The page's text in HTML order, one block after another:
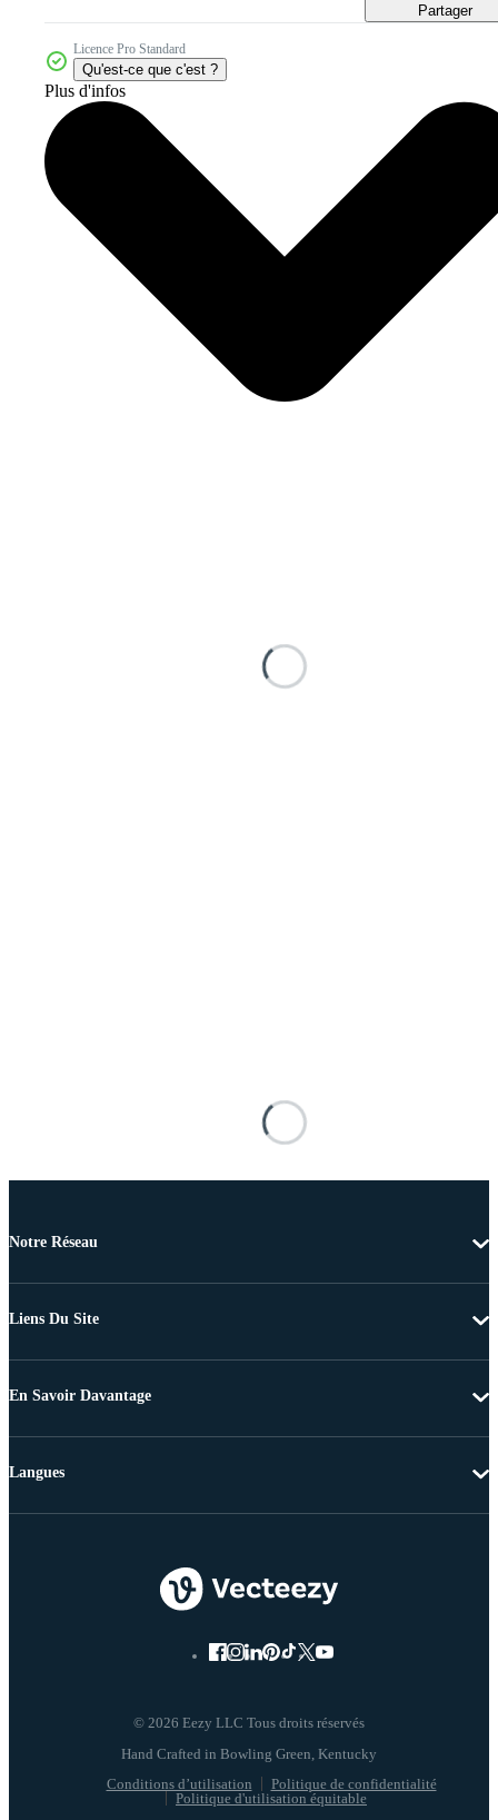
Partager
Licence Pro Standard
Qu'est-ce que c'est ?
Plus d'infos
Notre Réseau
Liens Du Site
En Savoir Davantage
© 2026 Eezy LLC Tous droits réservés
Conditions d’utilisation
Politique de confidentialité
Politique d'utilisation équitable
Langues